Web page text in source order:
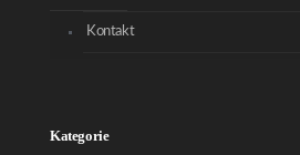
Kontakt
Kategorie